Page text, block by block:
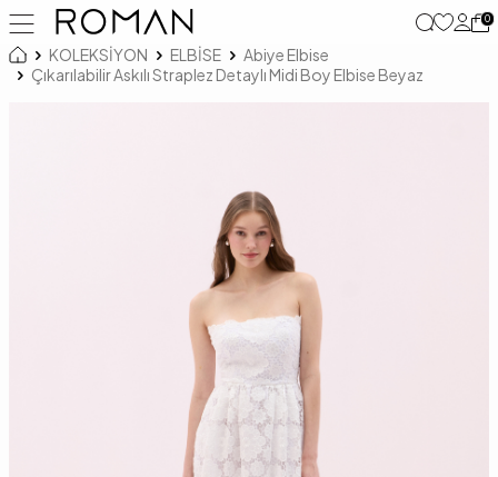
0
KOLEKSİYON ELBİSE
Abiye Elbise
Çıkarılabilir Askılı Straplez Detaylı Midi Boy Elbise Beyaz